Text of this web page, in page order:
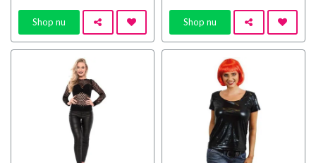
Shop nu Shop nu